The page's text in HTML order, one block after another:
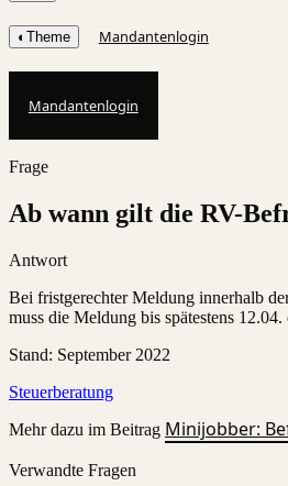
◐ Theme Mandantenlogin
Mandantenlogin
Frage
Ab wann gilt die RV-
Antwort
Bei fristgerechter Meldung innerhalb
muss die Meldung bis spätestens
Stand: September 2022
Steuerberatung
Mehr dazu im Beitrag Minijobber:
Verwandte Fragen